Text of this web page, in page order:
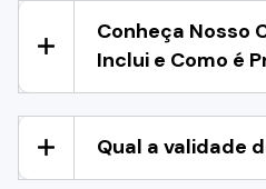
Conheça Nosso
Inclui e Como é
Qual a validade